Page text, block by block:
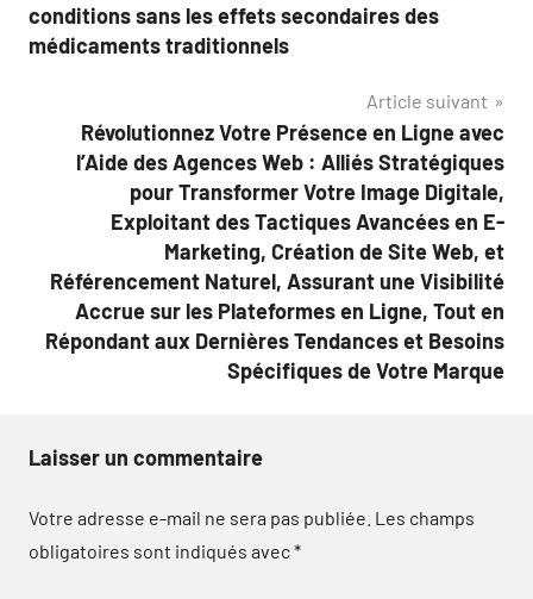
conditions sans les effets secondaires des
médicaments traditionnels
Article suivant
Révolutionnez Votre Présence en Ligne avec
l’Aide des Agences Web : Alliés Stratégiques
pour Transformer Votre Image Digitale,
Exploitant des Tactiques Avancées en E-
Marketing, Création de Site Web, et
Référencement Naturel, Assurant une Visibilité
Accrue sur les Plateformes en Ligne, Tout en
Répondant aux Dernières Tendances et Besoins
Spécifiques de Votre Marque
Laisser un commentaire
Votre adresse e-mail ne sera pas publiée. Les champs
obligatoires sont indiqués avec*